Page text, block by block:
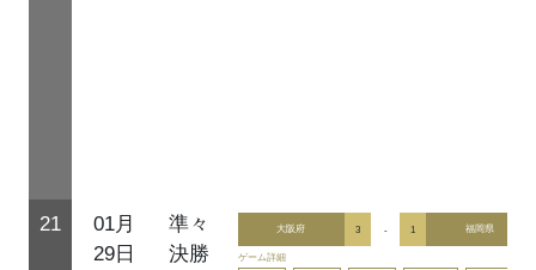
21
01月
29日
準々
決勝
大阪府 3 - 1 福岡県
ゲーム詳細